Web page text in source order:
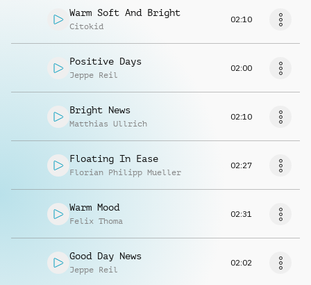
Warm Soft And Bright
Citokid
02:10
Positive Days
Jeppe Reil
02:00
Bright News
Matthias Ullrich
02:10
Floating In Ease
Florian Philipp Mueller
02:27
Warm Mood
Felix Thoma
02:31
Good Day News
Jeppe Reil
02:02